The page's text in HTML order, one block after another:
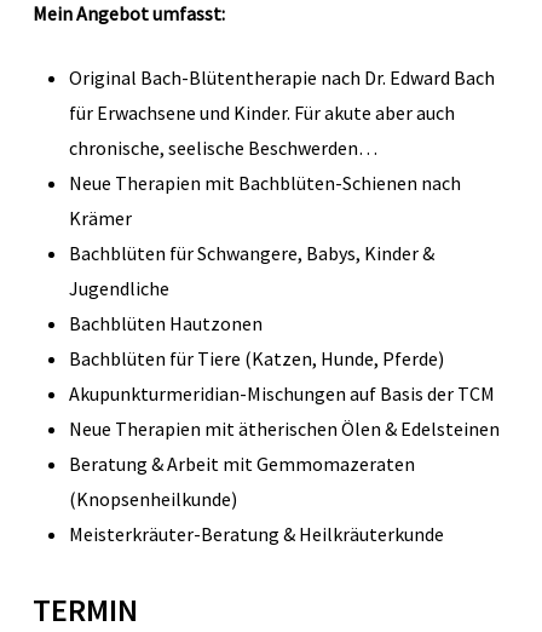
Mein Angebot umfasst:
Original Bach-Blütentherapie nach Dr. Edward Bach
für Erwachsene und Kinder. Für akute aber auch
chronische, seelische Beschwerden…
Neue Therapien mit Bachblüten-Schienen nach
Krämer
Bachblüten für Schwangere, Babys, Kinder &
Jugendliche
Bachblüten Hautzonen
Bachblüten für Tiere (Katzen, Hunde, Pferde)
Akupunkturmeridian-Mischungen auf Basis der TCM
Neue Therapien mit ätherischen Ölen & Edelsteinen
Beratung & Arbeit mit Gemmomazeraten
(Knopsenheilkunde)
Meisterkräuter-Beratung & Heilkräuterkunde
TERMIN